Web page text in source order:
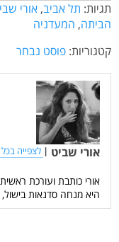
תגיות: תל אביב, אורי
הביתה, המעדניה
קטגוריות: פוסט נבחר
אורי שביט | לצפייה
אורי כותבת ועורכת
היא מנחה סדנאות